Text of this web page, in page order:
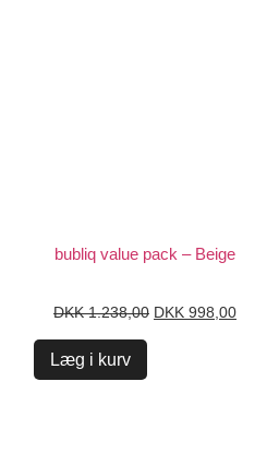
bubliq value pack – Beige
DKK1.238,00 DKK 998,00
Læg i kurv